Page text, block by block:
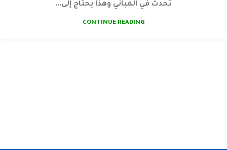
تحدث في المباني وهذا يحتاج إلى...
CONTINUE READING